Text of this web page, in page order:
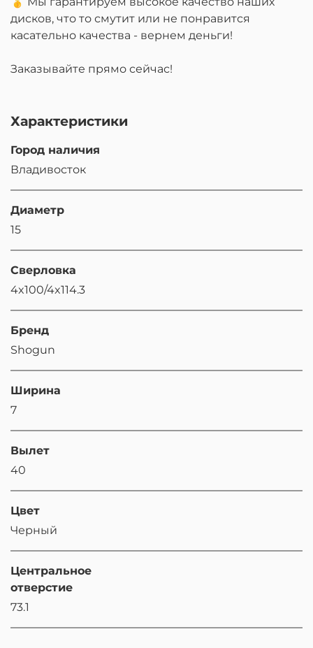
дисков, что то смутит или не понравится
касательно качества - вернем деньги!
Заказывайте прямо сейчас!
Характеристики
Город наличия
Владивосток
Диаметр
15
Сверловка
4x100/4x114.3
Бренд
Shogun
Ширина
7
Вылет
40
Цвет
Черный
Центральное
отверстие
73.1